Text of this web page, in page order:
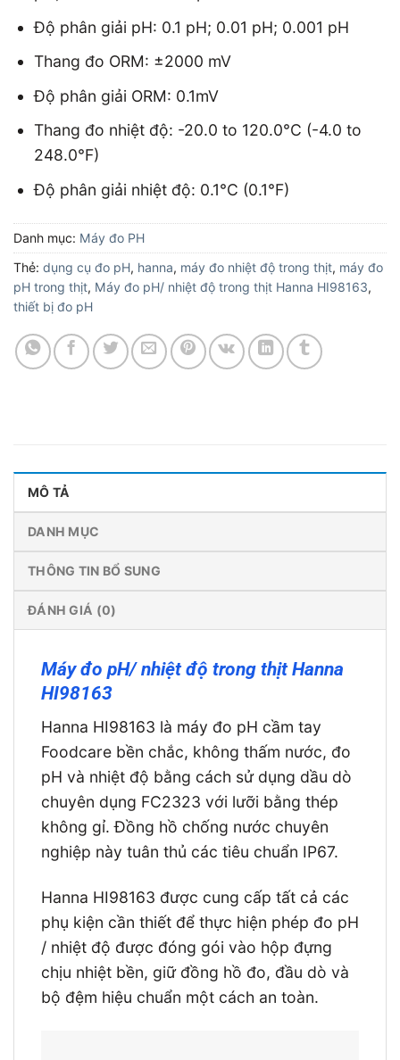
Độ phân giải pH: 0.1 pH; 0.01 pH; 0.001 pH
Thang đo ORM: ±2000 mV
Độ phân giải ORM: 0.1mV
Thang đo nhiệt độ: -20.0 to 120.0°C (-4.0 to
248.0°F)
Độ phân giải nhiệt độ: 0.1°C (0.1°F)
Danh mục: Máy đo PH
Thẻ: dụng cụ đo pH, hanna, máy đo nhiệt độ trong thịt, máy đo
pH trong thịt, Máy đo pH/ nhiệt độ trong thịt Hanna HI98163,
thiết bị đo pH
MÔ TẢ
DANH MỤC
THÔNG TIN BỔ SUNG
ĐÁNH GIÁ (0)
Máy đo pH/ nhiệt độ trong thịt Hanna
HI98163
Hanna HI98163 là máy đo pH cầm tay
Foodcare bền chắc, không thấm nước, đo
pH và nhiệt độ bằng cách sử dụng dầu dò
chuyên dụng FC2323 với lưỡi bằng thép
không gỉ.Đồng hồ chống nước chuyên
nghiệp này tuân thủ các tiêu chuẩn IP67.
Hanna HI98163 được cung cấp tất cả các
phụ kiện cần thiết để thực hiện phép đo pH
/ nhiệt độ được đóng gói vào hộp đựng
chịu nhiệt bền, giữ đồng hồ đo, đầu dò và
bộ đệm hiệu chuẩn một cách an toàn.